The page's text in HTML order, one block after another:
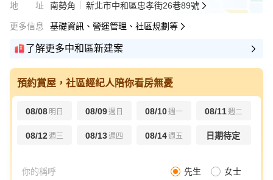
地址 南勢角 新北市中和區忠孝街26巷89號
更多信息 基礎資訊、營運管理、社區規劃等
了解更多中和區新建案
預約賞屋，社區經紀人陪你看房無憂
08/08 明日 08/09週日 08/10週一 08/11週二
08/12週三 08/13週四 08/14週五 日期待定
先生 女士